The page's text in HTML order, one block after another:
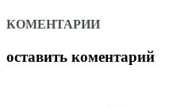
КОМЕНТАРИИ
оставить коментарий